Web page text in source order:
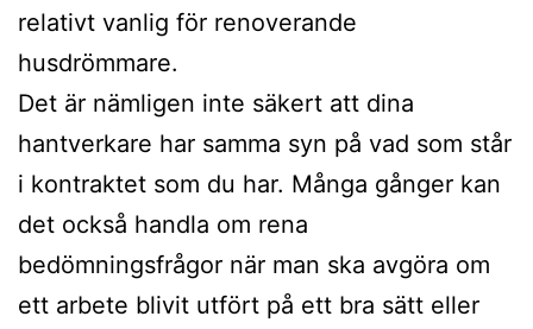
relativt vanlig för renoverande
husdrömmare.
Det är nämligen inte säkert att dina
hantverkare har samma syn på vad som står
i kontraktet som du har. Många gånger kan
det också handla om rena
bedömningsfrågor när man ska avgöra om
ett arbete blivit utfört på ett bra sätt eller